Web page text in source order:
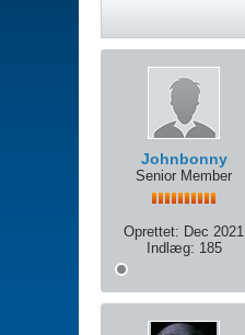
Johnbonny
Senior Member
Oprettet: Dec 2021
Indlæg: 185